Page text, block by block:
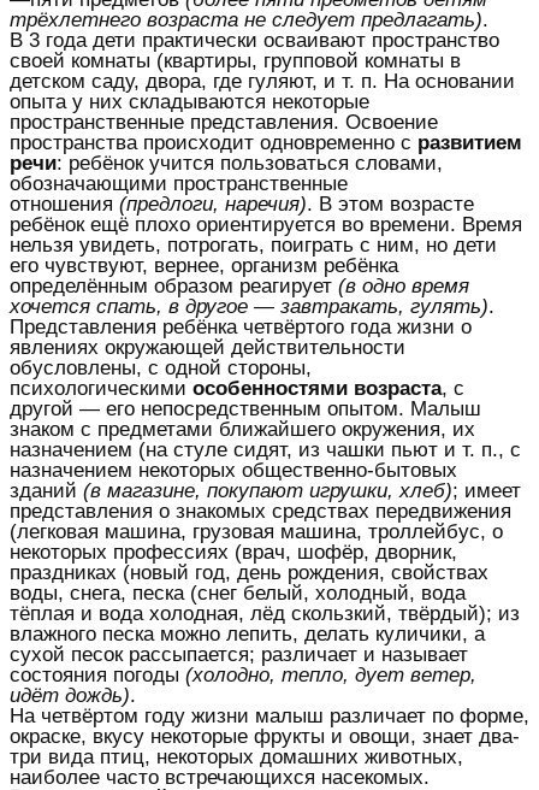
трёхлетнего возраста не следует предлагать).
В 3 года дети практически осваивают пространство
своей комнаты (квартиры, групповой комнаты в
детском саду, двора, где гуляют, и т. п. На основании
опыта у них складываются некоторые
пространственные представления. Освоение
пространства происходит одновременно с развитием
речи: ребёнок учится пользоваться словами,
обозначающими пространственные
отношения (предлоги, наречия). В этом возрасте
ребёнок ещё плохо ориентируется во времени. Время
нельзя увидеть, потрогать, поиграть с ним, но дети
его чувствуют, вернее, организм ребёнка
определённым образом реагирует (в одно время
хочется спать, в другое — завтракать, гулять).
Представления ребёнка четвёртого года жизни о
явлениях окружающей действительности
обусловлены, с одной стороны,
психологическими особенностями возраста, с
другой — его непосредственным опытом. Малыш
знаком с предметами ближайшего окружения, их
назначением (на стуле сидят, из чашки пьют и т. п., с
назначением некоторых общественно-бытовых
зданий (в магазине, покупают игрушки, хлеб); имеет
представления о знакомых средствах передвижения
(легковая машина, грузовая машина, троллейбус, о
некоторых профессиях (врач, шофёр, дворник,
праздниках (новый год, день рождения, свойствах
воды, снега, песка (снег белый, холодный, вода
тёплая и вода холодная, лёд скользкий, твёрдый); из
влажного песка можно лепить, делать куличики, а
сухой песок рассыпается; различает и называет
состояния погоды (холодно, тепло, дует ветер,
идёт дождь).
На четвёртом году жизни малыш различает по форме,
окраске, вкусу некоторые фрукты и овощи, знает два-
три вида птиц, некоторых домашних животных,
наиболее часто встречающихся насекомых.